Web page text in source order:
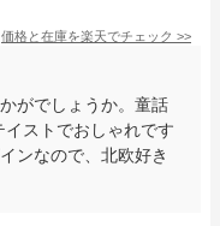
価格と在庫を楽天でチェック >>
がでしょうか。童話
ストでおしゃれです
ンなので、北欧好き